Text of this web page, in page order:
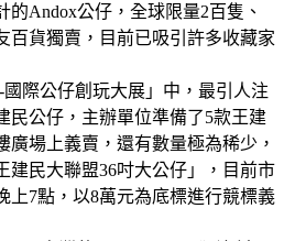
Andox公仔，全球限量2百隻、
百貨獨賣，目前已吸引許多收藏家
際公仔創玩大展」中，最引人注
民公仔，主辦單位準備了5款王建
廣場上義賣，還有數量極為稀少，
建民大聯盟36吋大公仔」，目前市
上7點，以8萬元為底標進行競標義